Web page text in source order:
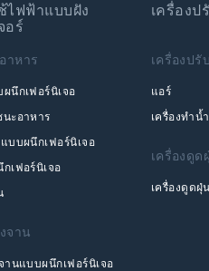
ไฟฟ้าแบบฝัง
อร์
าหาร
นึกเฟอร์นิเจอ
ะอาหาร
บบผนึกเฟอร์นิเจอ
เฟอร์นิเจอ
จาน
านแบบผนึกเฟอร์นิเจอ
เครื่องป
เครื่องปรั
แอร์
เครื่องทำน้
เครื่องดูด
เครื่องดูดฝุ่